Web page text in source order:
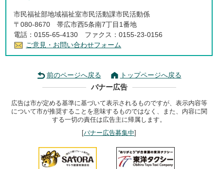
市民福祉部地域福祉室市民活動課市民活動係
〒080-8670 帯広市西5条南7丁目1番地
電話：0155-65-4130 ファクス：0155-23-0156
ご意見・お問い合わせフォーム
前のページへ戻る トップページへ戻る
バナー広告
広告は市が定める基準に基づいて表示されるものですが、表示内容等
について市が推奨することを意味するものではなく、また、内容に関
する一切の責任は広告主に帰属します。
[バナー広告募集中]